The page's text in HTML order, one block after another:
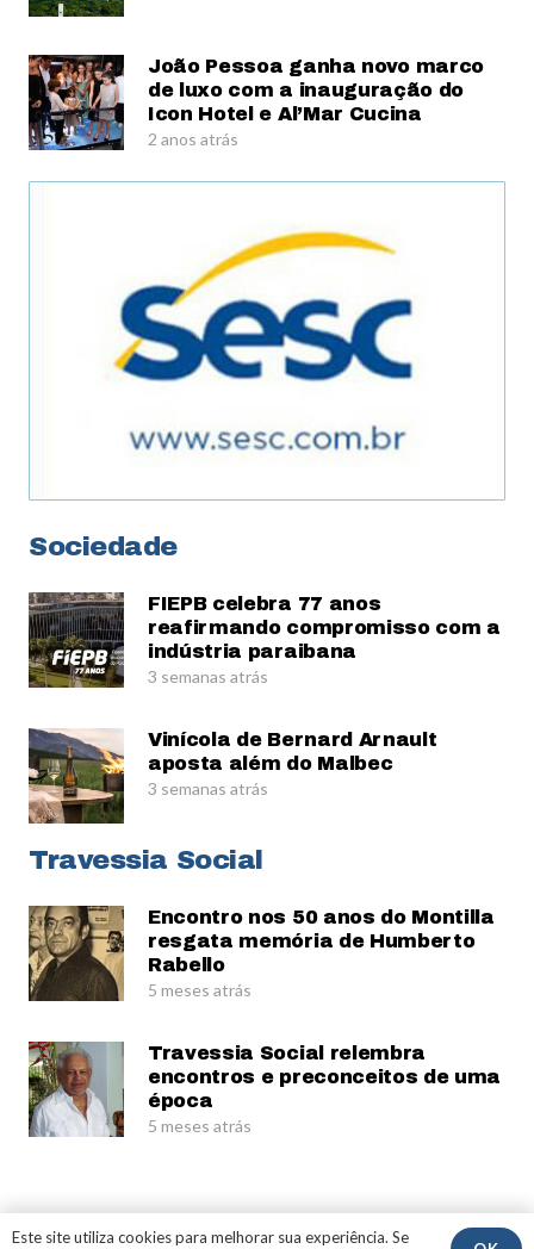
João Pessoa ganha novo marco
de luxo com a inauguração do
Icon Hotel e Al’Mar Cucina
2 anos atrás
Sociedade
FIEPB celebra 77 anos
reafirmando compromisso com a
indústria paraibana
3 semanas atrás
Vinícola de Bernard Arnault
aposta além do Malbec
3 semanas atrás
Travessia Social
Encontro nos 50 anos do Montilla
resgata memória de Humberto
Rabello
5 meses atrás
Travessia Social relembra
encontros e preconceitos de uma
época
5 meses atrás
© Gerardo Rabello
Este site utiliza cookies para melhorar sua experiência. Se